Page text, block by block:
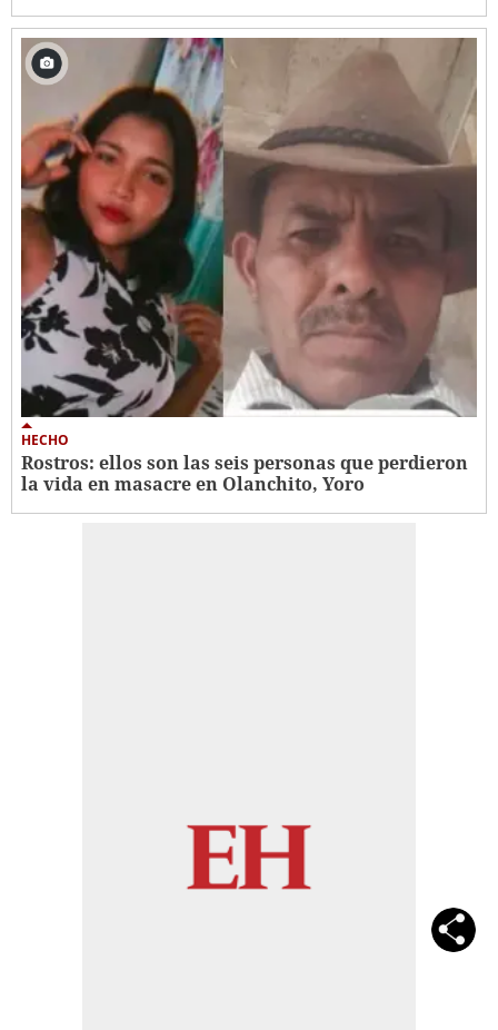
HECHO
Rostros: ellos son las seis personas que perdieron
la vida en masacre en Olanchito, Yoro